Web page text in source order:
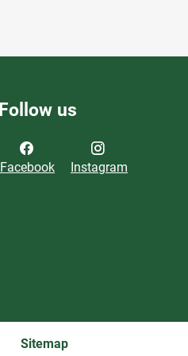
Follow us
Facebook Instagram
Sitemap